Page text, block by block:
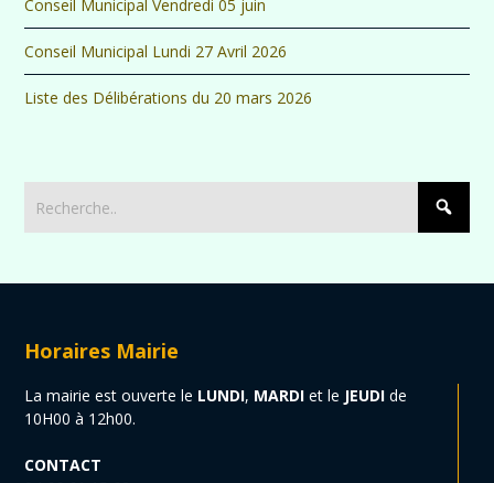
Conseil Municipal Vendredi 05 juin
Conseil Municipal Lundi 27 Avril 2026
Liste des Délibérations du 20 mars 2026
Horaires Mairie
La mairie est ouverte le LUNDI, MARDI et le JEUDI de
10H00 à 12h00.
CONTACT